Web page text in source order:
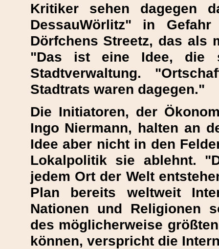
Kritiker sehen dagegen
DessauWörlitz" in
Dörfchens Streetz, das als
"Das ist eine Idee, die
Stadtverwaltung.
Stadtrats waren dagegen."
Die Initiatoren, der
Ingo Niermann, halten an
Idee aber nicht in den
Lokalpolitik sie ablehnt.
jedem Ort der Welt
Plan bereits weltweit
Nationen und Religionen
des möglicherweise
können, verspricht die